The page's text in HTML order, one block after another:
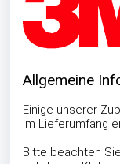
Allgemeine
Einige unserer
im Lieferumfang
Bitte beachten